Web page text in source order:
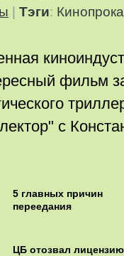
Тэги:
фильм
с
5 главных причин
переедания
ЦБ отозвал